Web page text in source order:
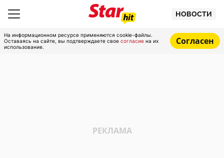
НОВОСТИ
На информационном ресурсе применяются cookie-файлы.
Оставаясь на сайте, вы подтверждаете свое согласие на их
использование.
Согласен